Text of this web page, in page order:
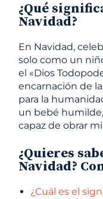
¿Qué
Navidad?
En Navidad,
solo como un
el «Dios
encarnación de
para la
un bebé
capaz de obrar
¿Quieres
Navidad?
¿Cuál es el